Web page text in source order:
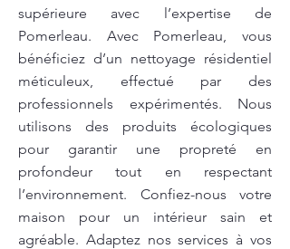
supérieure avec l’expertise de
Pomerleau. Avec Pomerleau, vous
bénéficiez d’un nettoyage résidentiel
méticuleux, effectué par des
professionnels expérimentés. Nous
utilisons des produits écologiques
pour garantir une propreté en
profondeur tout en respectant
l’environnement. Confiez-nous votre
maison pour un intérieur sain et
agréable. Adaptez nos services à vos